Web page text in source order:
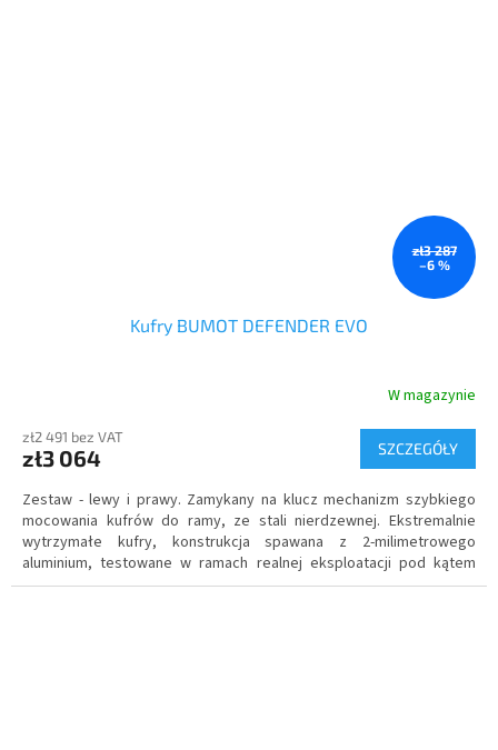
zł3 287
–6 %
Kufry BUMOT DEFENDER EVO
W magazynie
zł2 491 bez VAT
zł3 064 SZCZEGÓŁY
Zestaw - lewy i prawy. Zamykany na klucz mechanizm szybkiego
mocowania kufrów do ramy, ze stali nierdzewnej. Ekstremalnie
wytrzymałe kufry, konstrukcja spawana z 2-milimetrowego
aluminium, testowane w ramach realnej eksploatacji pod kątem
wodoszczelności.